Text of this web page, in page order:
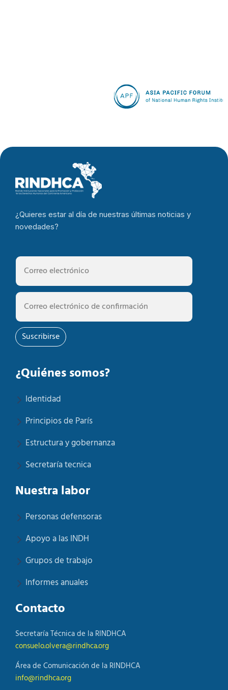
¿Quieres estar al día de nuestras últimas noticias y
novedades?
Suscribirse
¿Quiénes somos?
Identidad
Principios de París
Estructura y gobernanza
Secretaría tecnica
Nuestra labor
Personas defensoras
Apoyo a las INDH
Grupos de trabajo
Informes anuales
Contacto
Secretaría Técnica de la RINDHCA
consuelo.olvera@rindhca.org
Área de Comunicación de la RINDHCA
info@rindhca.org